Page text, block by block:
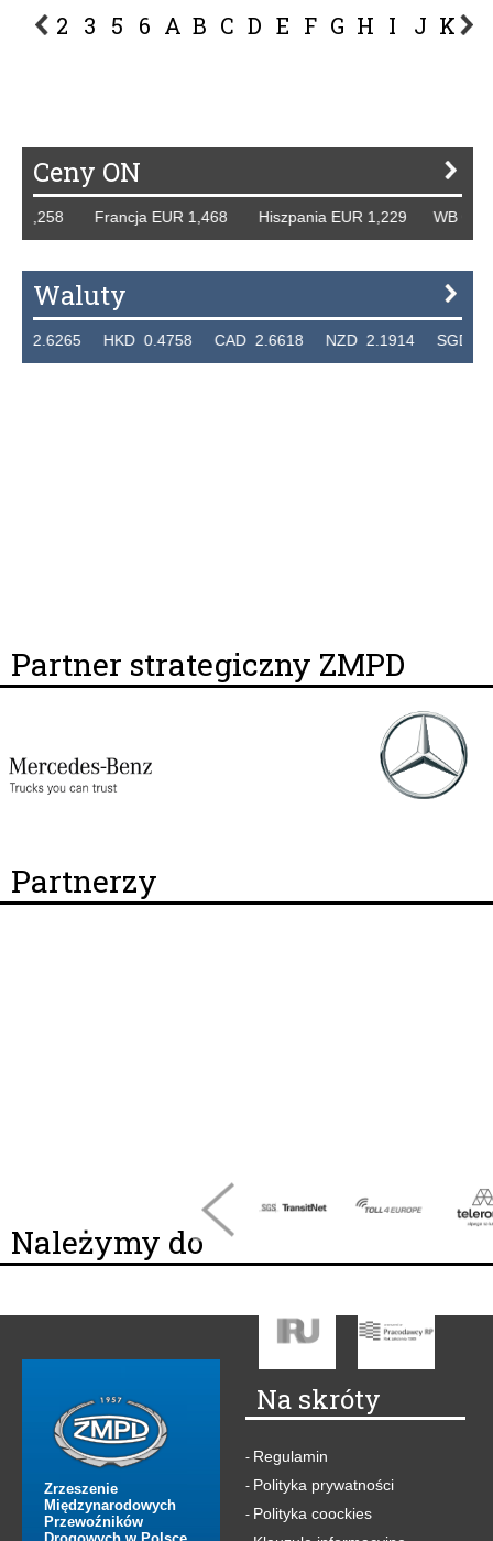
2 3 5 6 A B C D E F G H I J K L
Ceny ON
Francja EUR 1,468 Hiszpania EUR 1,229 WB GBP
Waluty
HKD 0.4758 CAD 2.6618 NZD 2.1914 SGD 2.9123
Partner strategiczny ZMPD
Partnerzy
Należymy do
Zrzeszenie
Międzynarodowych
Przewoźników
Na skróty
- Regulamin
- Polityka prywatności
- Polityka coockies